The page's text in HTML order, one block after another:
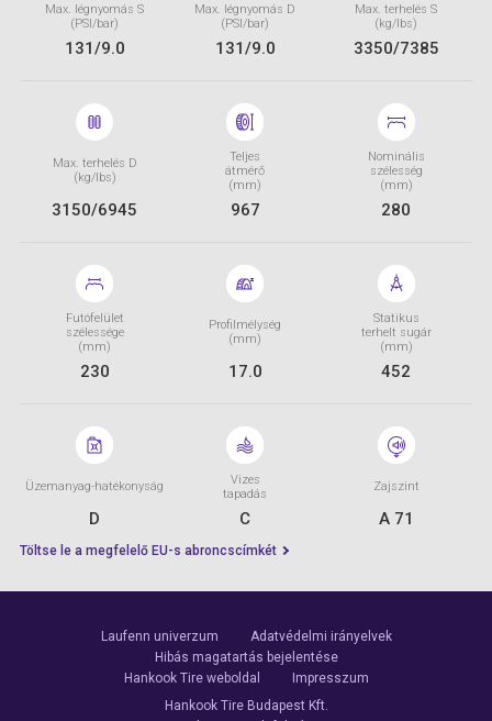
Max. légnyomás S
(PSI/bar)
131/9.0
Max. légnyomás D
(PSI/bar)
131/9.0
Max. terhelés S
(kg/lbs)
3350/7385
Max. terhelés D
(kg/lbs)
3150/6945
Teljes
átmérő
(mm)
967
Nominális
szélesség
(mm)
280
Futófelület
szélessége
(mm)
230
Profilmélység
(mm)
17.0
Statikus
terhelt sugár
(mm)
452
Üzemanyag-hatékonyság
D
Vizes
tapadás
C
Zajszint
A 71
Töltse le a megfelelő EU-s abroncscímkét
Laufenn univerzum
Adatvédelmi irányelvek
Hibás magatartás bejelentése
Hankook Tire weboldal
Impresszum
Hankook Tire Budapest Kft.